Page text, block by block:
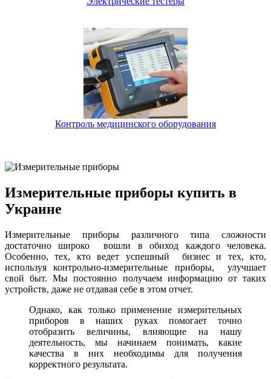
Контроль медицинского оборудования
Измерительные приборы купить в
Украине
Измерительные приборы различного типа сложности
достаточно широко вошли в обиход каждого человека.
Особенно, тех, кто ведет успешный бизнес и тех, кто,
используя контрольно-измерительные приборы, улучшает
свой быт. Мы постоянно получаем информацию от таких
устройств, даже не отдавая себе в этом отчет.
Однако, как только применение измерительных
приборов в наших руках помогает точно
отобразить величины, влияющие на нашу
деятельность, мы начинаем понимать, какие
качества в них необходимы для получения
корректного результата.